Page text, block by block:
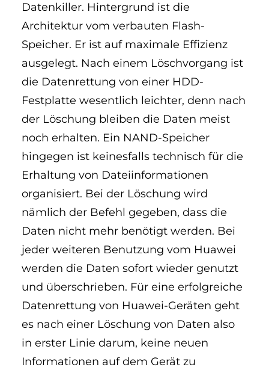
Datenkiller. Hintergrund ist die
Architektur vom verbauten Flash-
Speicher. Er ist auf maximale Effizienz
ausgelegt. Nach einem Löschvorgang ist
die Datenrettung von einer HDD-
Festplatte wesentlich leichter, denn nach
der Löschung bleiben die Daten meist
noch erhalten. Ein NAND-Speicher
hingegen ist keinesfalls technisch für die
Erhaltung von Dateiinformationen
organisiert. Bei der Löschung wird
nämlich der Befehl gegeben, dass die
Daten nicht mehr benötigt werden. Bei
jeder weiteren Benutzung vom Huawei
werden die Daten sofort wieder genutzt
und überschrieben. Für eine erfolgreiche
Datenrettung von Huawei-Geräten geht
es nach einer Löschung von Daten also
in erster Linie darum, keine neuen
Informationen auf dem Gerät zu